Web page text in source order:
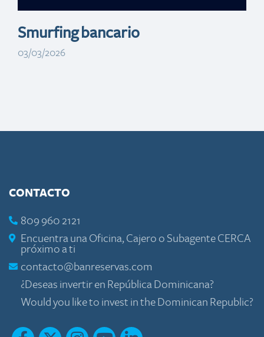
Smurfing bancario
03/03/2026
CONTACTO
809 960 2121
Encuentra una Oficina, Cajero o Subagente CERCA
próximo a ti
contacto@banreservas.com
¿Deseas invertir en República Dominicana?
Would you like to invest in the Dominican Republic?